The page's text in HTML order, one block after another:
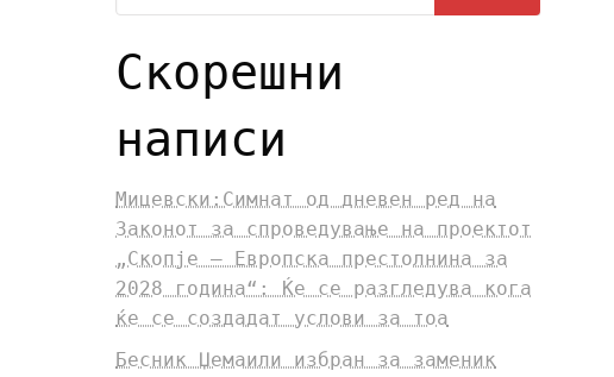
Скорешни
написи
Мицевски:Симнат од дневен ред на
Законот за спроведување на проектот
„Скопје – Европска престолнина за
2028 година“: Ќе се разгледува кога
ќе се создадат услови за тоа
Бесник Џемаили избран за заменик